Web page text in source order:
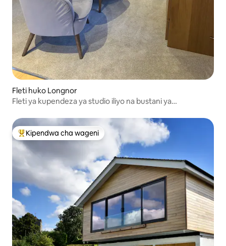
Fleti huko Longnor
Fleti ya kupendeza ya studio iliyo na bustani ya
Kipendwa maarufu cha wageni
Kipendwa cha wageni